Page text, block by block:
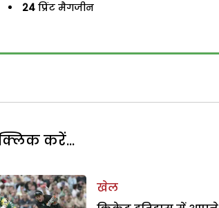
24 प्रिंट मैगजीन
करें...
खेल